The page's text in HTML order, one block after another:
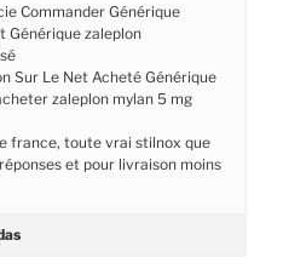
Commander Générique
Générique zaleplon
Sur Le Net Acheté Générique
zaleplon mylan 5 mg
france, toute vrai stilnox que
et pour livraison moins